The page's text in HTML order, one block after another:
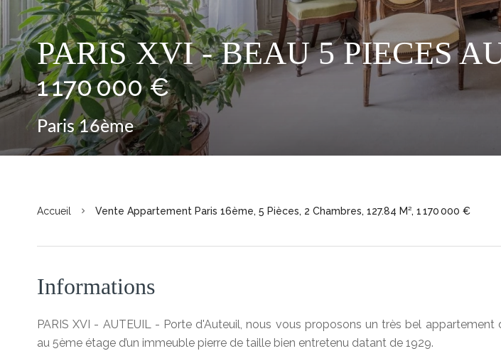
PARIS XVI - BEAU 5 PIECES
1 170 000 €
Paris 16ème
Accueil Vente Appartement Paris 16ème, 5 Pièces, 2 Chambres, 127.84 M², 1 170 000 €
Informations
PARIS XVI - AUTEUIL - Porte d'Auteuil, nous vous proposons un très bel appartement
au 5ème étage d’un immeuble pierre de taille bien entretenu datant de 1929.